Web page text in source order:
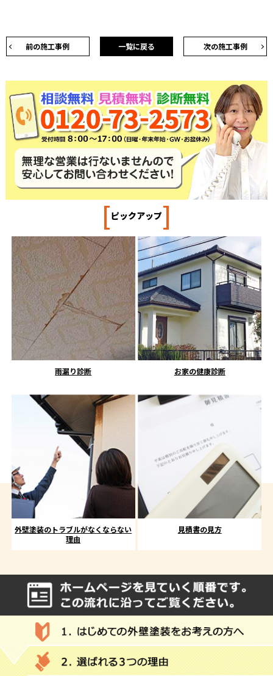
前の施工事例 次の施工事例
一覧に戻る
[ピックアップ]
雨漏り診断 お家の健康診断
外壁塗装のトラブルがなくならない
理由
見積書の見方